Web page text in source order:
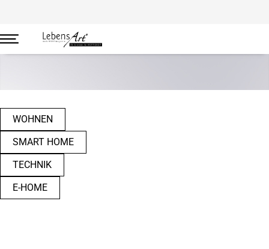
WOHNEN
SMART HOME
TECHNIK
E-HOME